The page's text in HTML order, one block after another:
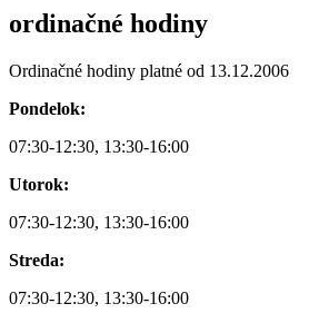
ordinačné hodiny
Ordinačné hodiny platné od 13.12.2006
Pondelok:
07:30-12:30, 13:30-16:00
Utorok:
07:30-12:30, 13:30-16:00
Streda:
07:30-12:30, 13:30-16:00